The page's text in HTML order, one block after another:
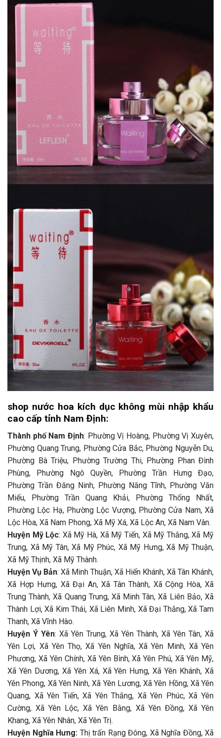
shop nước hoa kích dục không mùi nhập khẩu
cao cấp tỉnh Nam Định:
Thành phố Nam Định: Phường Vị Hoàng, Phường Vị Xuyên,
Phường Quang Trung, Phường Cửa Bắc, Phường Nguyễn Du,
Phường Bà Triệu, Phường Trường Thi, Phường Phan Đình
Phùng, Phường Ngô Quyền, Phường Trần Hưng Đạo,
Phường Trần Đăng Ninh, Phường Năng Tĩnh, Phường Văn
Miếu, Phường Trần Quang Khải, Phường Thống Nhất,
Phường Lộc Hạ, Phường Lộc Vượng, Phường Cửa Nam, Xã
Lộc Hòa, Xã Nam Phong, Xã Mỹ Xá, Xã Lộc An, Xã Nam Vân.
Huyện Mỹ Lộc: Xã Mỹ Hà, Xã Mỹ Tiến, Xã Mỹ Thắng, Xã Mỹ
Trung, Xã Mỹ Tân, Xã Mỹ Phúc, Xã Mỹ Hưng, Xã Mỹ Thuận,
Xã Mỹ Thịnh, Xã Mỹ Thành.
Huyện Vụ Bản: Xã Minh Thuận, Xã Hiển Khánh, Xã Tân Khánh,
Xã Hợp Hưng, Xã Đại An, Xã Tân Thành, Xã Cộng Hòa, Xã
Trung Thành, Xã Quang Trung, Xã Minh Tân, Xã Liên Bảo, Xã
Thành Lợi, Xã Kim Thái, Xã Liên Minh, Xã Đại Thắng, Xã Tam
Thanh, Xã Vĩnh Hào.
Huyện Ý Yên: Xã Yên Trung, Xã Yên Thành, Xã Yên Tân, Xã
Yên Lợi, Xã Yên Thọ, Xã Yên Nghĩa, Xã Yên Minh, Xã Yên
Phương, Xã Yên Chính, Xã Yên Bình, Xã Yên Phú, Xã Yên Mỹ,
Xã Yên Dương, Xã Yên Xá, Xã Yên Hưng, Xã Yên Khánh, Xã
Yên Phong, Xã Yên Ninh, Xã Yên Lương, Xã Yên Hồng, Xã Yên
Quang, Xã Yên Tiến, Xã Yên Thắng, Xã Yên Phúc, Xã Yên
Cường, Xã Yên Lộc, Xã Yên Bằng, Xã Yên Đồng, Xã Yên
Khang, Xã Yên Nhân, Xã Yên Trị.
Huyện Nghĩa Hưng: Thị trấn Rạng Đông, Xã Nghĩa Đồng, Xã